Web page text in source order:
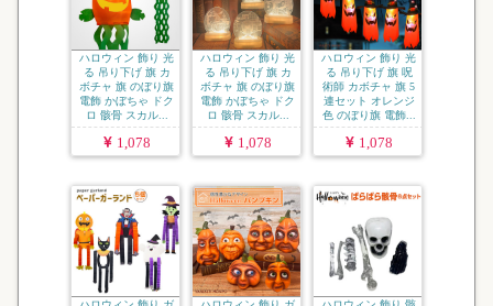
ハロウィン 飾り 光
る 吊り下げ 旗 カ
ボチャ 旗 のぼり旗
電飾 かぼちゃ ドク
ロ 骸骨 スカル...
1,078
ハロウィン 飾り 光
る 吊り下げ 旗 カ
ボチャ 旗 のぼり旗
電飾 かぼちゃ ドク
ロ 骸骨 スカル...
1,078
ハロウィン 飾り 光
る 吊り下げ 旗 呪
術師 カボチャ 旗 5
連セット オレンジ
色 のぼり旗 電飾...
1,078